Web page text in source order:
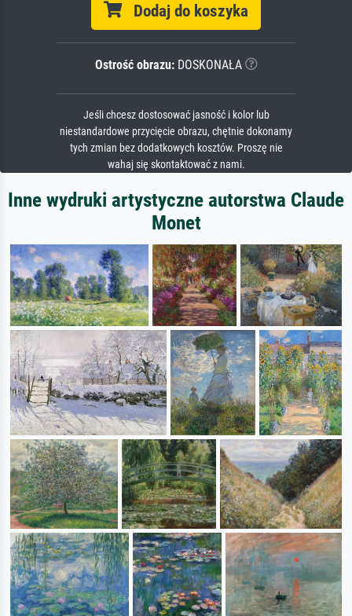
Dodaj do koszyka
Ostrość obrazu:DOSKONAŁA
Jeśli chcesz dostosować jasność i kolor lub
niestandardowe przycięcie obrazu, chętnie dokonamy
tych zmian bez dodatkowych kosztów. Proszę nie
wahaj się skontaktować z nami.
Inne wydruki artystyczne autorstwa Claude
Monet